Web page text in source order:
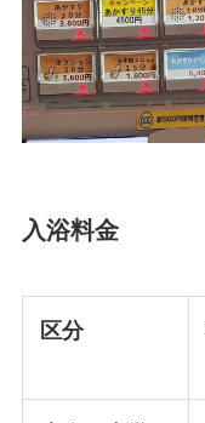
入浴料金
区分